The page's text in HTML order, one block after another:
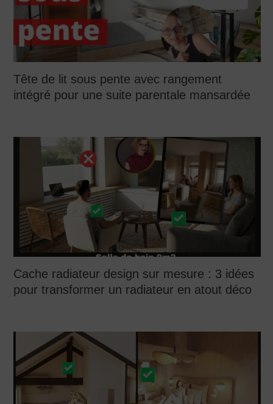
Tête de lit sous pente avec rangement
intégré pour une suite parentale mansardée
Cache radiateur design sur mesure : 3 idées
pour transformer un radiateur en atout déco